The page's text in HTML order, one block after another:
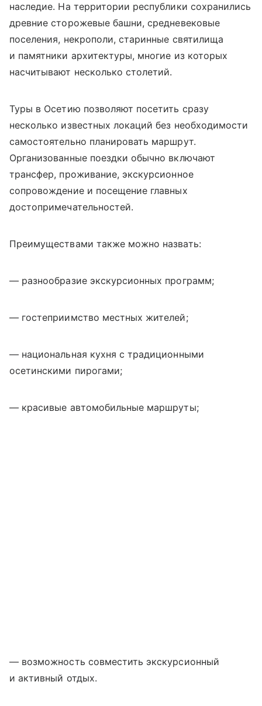
наследие. На территории республики сохранились
древние сторожевые башни, средневековые
поселения, некрополи, старинные святилища
и памятники архитектуры, многие из которых
насчитывают несколько столетий.
Туры в Осетию позволяют посетить сразу
несколько известных локаций без необходимости
самостоятельно планировать маршрут.
Организованные поездки обычно включают
трансфер, проживание, экскурсионное
сопровождение и посещение главных
достопримечательностей.
Преимуществами также можно назвать:
— разнообразие экскурсионных программ;
— гостеприимство местных жителей;
— национальная кухня с традиционными
осетинскими пирогами;
— красивые автомобильные маршруты;
— возможность совместить экскурсионный
и активный отдых.